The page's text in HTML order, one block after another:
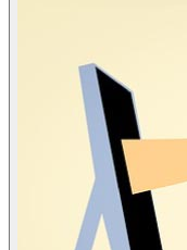
บริการด้าน
รับจัดทำบัญ
ตรวจสอบบั
บริการวาง
ที่ปรึกษาว
จัดทำเงินเดื
จดทะเบียน